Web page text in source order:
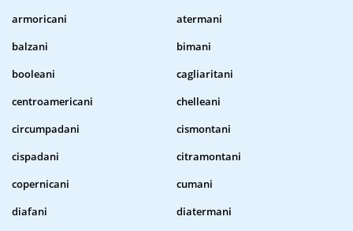
armoricani
atermani
balzani
bimani
booleani
cagliaritani
centroamericani
chelleani
circumpadani
cismontani
cispadani
citramontani
copernicani
cumani
diafani
diatermani